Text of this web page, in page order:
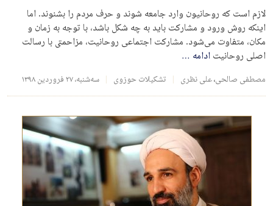
لازم است که روحانیون وارد جامعه شوند و حرف مردم را بشنوند. اما
اینکه روش ورود و مشارکت باید به چه شکل باشد، با توجه به زمان و
مکان، متفاوت می‌شود. مشارکت اجتماعی روحانیت، مزاحمتی با رسالت
اصلی روحانیتادامه …
مصطفی صالحی،علی نظری تشکیلات حوزوی سه‌شنبه، ۲۷ فروردین ۱۳۹۸